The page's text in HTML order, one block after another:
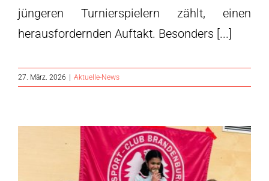
jüngeren Turnierspielern zählt, einen
herausfordernden Auftakt. Besonders [...]
27. März. 2026 | Aktuelle-News